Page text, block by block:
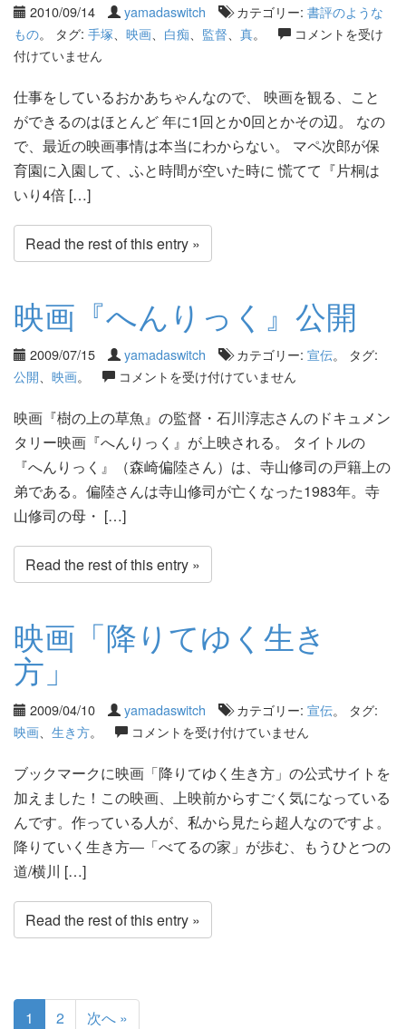
2010/09/14 yamadaswitch カテゴリー: 書評のような
もの。 タグ: 手塚 映画 白痴 監督 真。
コメントを受け
付けていません
仕事をしているおかあちゃんなので、 映画を観る、こと
ができるのはほとんど 年に1回とか0回とかその辺。 なの
で、最近の映画事情は本当にわからない。 マペ次郎が保
育園に入園して、ふと時間が空いた時に 慌てて『片桐は
いり4倍 […]
Read the rest of this entry »
映画『へんりっく』公開
2009/07/15 yamadaswitch カテゴリー: 宣伝。 タグ:
公開
映画。 コメントを受け付けていません
映画『樹の上の草魚』の監督・石川淳志さんのドキュメン
タリー映画『へんりっく』が上映される。 タイトルの
『へんりっく』（森崎偏陸さん）は、寺山修司の戸籍上の
弟である。偏陸さんは寺山修司が亡くなった1983年。寺
山修司の母・ […]
Read the rest of this entry »
映画「降りてゆく生き
方」
2009/04/10 yamadaswitch カテゴリー: 宣伝。 タグ:
映画
生き方。 コメントを受け付けていません
ブックマークに映画「降りてゆく生き方」の公式サイトを
加えました！この映画、上映前からすごく気になっている
んです。作っている人が、私から見たら超人なのですよ。
降りていく生き方―「べてるの家」が歩む、もうひとつの
道/横川 […]
Read the rest of this entry »
1 2 次へ »